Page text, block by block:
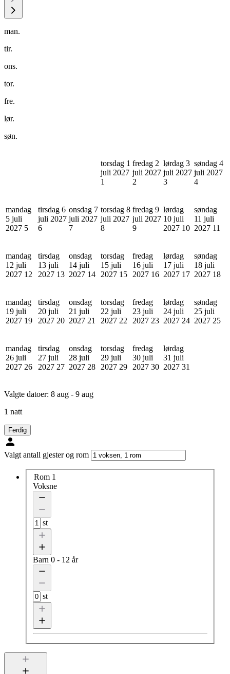
man.
tir.
ons.
tor.
fre.
lør.
søn.
torsdag 1
juli 2027
1
fredag 2
juli 2027
2
lørdag 3
juli 2027
3
søndag 4
juli 2027
4
mandag
5 juli
2027 5
tirsdag 6
juli 2027
6
onsdag 7
juli 2027
7
torsdag 8
juli 2027
8
fredag 9
juli 2027
9
lørdag
10 juli
2027 10
søndag
11 juli
2027 11
mandag
12 juli
2027 12
tirsdag
13 juli
2027 13
onsdag
14 juli
2027 14
torsdag
15 juli
2027 15
fredag
16 juli
2027 16
lørdag
17 juli
2027 17
søndag
18 juli
2027 18
mandag
19 juli
2027 19
tirsdag
20 juli
2027 20
onsdag
21 juli
2027 21
torsdag
22 juli
2027 22
fredag
23 juli
2027 23
lørdag
24 juli
2027 24
søndag
25 juli
2027 25
mandag
26 juli
2027 26
tirsdag
27 juli
2027 27
onsdag
28 juli
2027 28
torsdag
29 juli
2027 29
fredag
30 juli
2027 30
lørdag
31 juli
2027 31
Valgte datoer: 8 aug - 9 aug
1 natt
Ferdig
Valgt antall gjester og rom
Rom 1
Voksne
st
Barn 0 - 12 år
st